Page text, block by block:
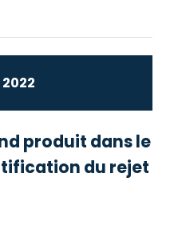
produit dans le
du rejet